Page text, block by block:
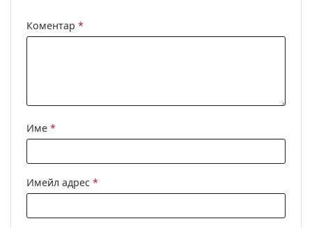
Пол:
Спорт:
Off-road колоездене
Код:
OO 9280 04 39
Коментар *
Име *
Имейл адрес *